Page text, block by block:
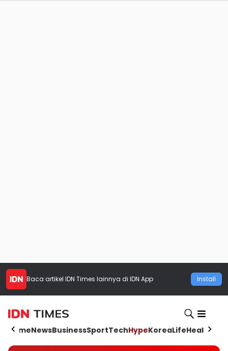
Baca artikel IDN Times lainnya di IDN App Install
HomeNewsBusinessSportTechHypeKoreaLifeHealth